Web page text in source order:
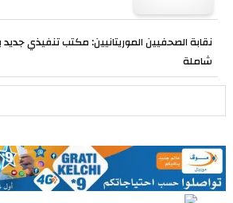
نقابة الصحفيين الموريتانيين: مكتب تنفيذي جديد
شاملة